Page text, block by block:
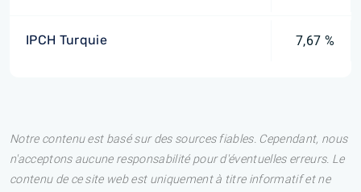
IPCH Turquie 7,67 %
Notre contenu est basé sur des sources fiables. Cependant, nous
n'acceptons aucune responsabilité pour d'éventuelles erreurs. Le
contenu de ce site web est uniquement à titre informatif et ne